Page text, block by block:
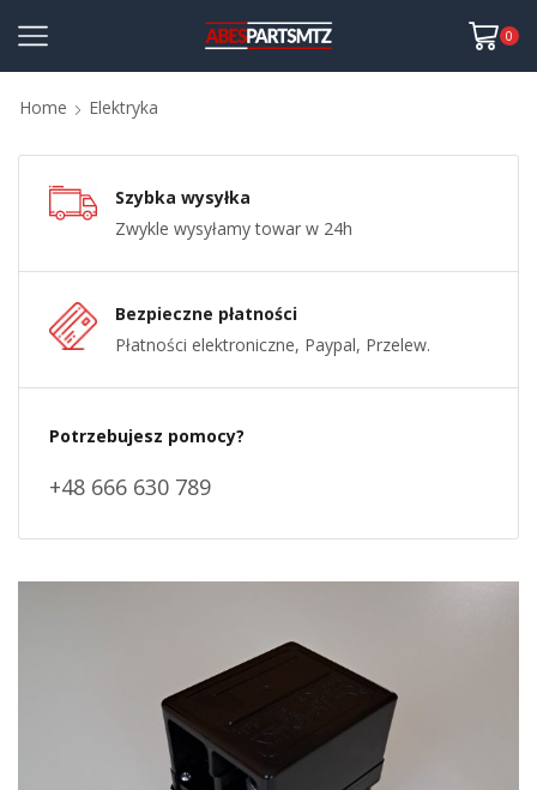
0
Home Elektryka
Szybka wysyłka
Zwykle wysyłamy towar w 24h
Bezpieczne płatności
Płatności elektroniczne, Paypal, Przelew.
Potrzebujesz pomocy?
+48 666 630 789